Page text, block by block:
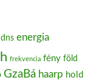
dns energia
frekvencia fény föld
GzaBá haarp hold